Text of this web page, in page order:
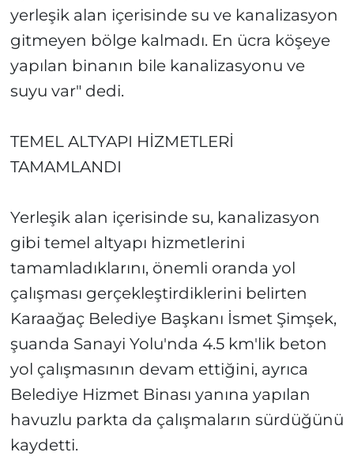
yerleşik alan içerisinde su ve kanalizasyon
gitmeyen bölge kalmadı. En ücra köşeye
yapılan binanın bile kanalizasyonu ve
suyu var" dedi.
TEMEL ALTYAPI HİZMETLERİ
TAMAMLANDI
Yerleşik alan içerisinde su, kanalizasyon
gibi temel altyapı hizmetlerini
tamamladıklarını, önemli oranda yol
çalışması gerçekleştirdiklerini belirten
Karaağaç Belediye Başkanı İsmet Şimşek,
şuanda Sanayi Yolu'nda 4.5 km'lik beton
yol çalışmasının devam ettiğini, ayrıca
Belediye Hizmet Binası yanına yapılan
havuzlu parkta da çalışmaların sürdüğünü
kaydetti.